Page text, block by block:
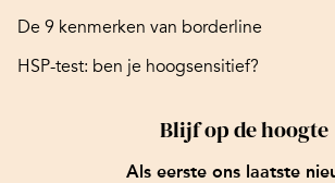
De 9 kenmerken van borderline
HSP-test: ben je hoogsensitief?
Blijf op de hoogte
Als eerste ons laatste